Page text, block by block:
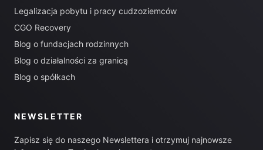
Legalizacja pobytu i pracy cudzoziemców
CGO Recovery
Blog o fundacjach rodzinnych
Blog o działalności za granicą
Blog o spółkach
NEWSLETTER
Zapisz się do naszego Newslettera i otrzymuj najnowsze